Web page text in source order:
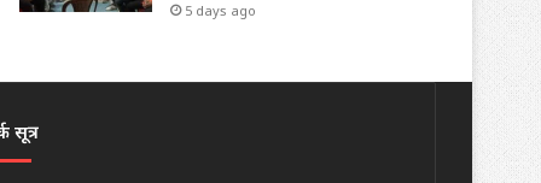
5 days ago
सूत्र